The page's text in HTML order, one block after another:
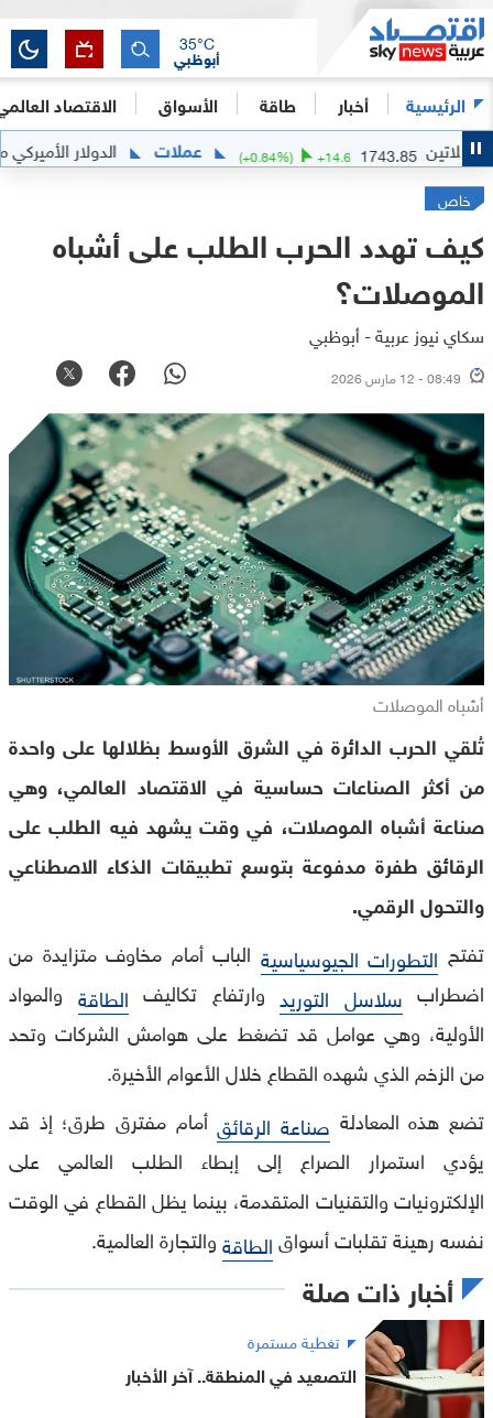
الرئيسية أخبار طاقة الأسواق الاقتصاد
أبوظبي
35°C
+14.6
(+0.84%) عملات الدولار الأميركي مقابل
خاص
كيف تهدد الحرب الطلب على أشباه
الموصلات؟
سكاي نيوز عربية - أبوظبي
08:49 - 12 مارس 2026
أشباه الموصلات
تُلقي الحرب الدائرة في الشرق الأوسط بظلالها على واحدة
من أكثر الصناعات حساسية في الاقتصاد العالمي، وهي
صناعة أشباه الموصلات، في وقت يشهد فيه الطلب على
الرقائق طفرة مدفوعة بتوسع تطبيقات الذكاء الاصطناعي
والتحول الرقمي.
تفتح التطورات الجيوسياسية الباب أمام مخاوف متزايدة من
اضطراب سلاسل التوريد وارتفاع تكاليف الطاقة والمواد
الأولية، وهي عوامل قد تضغط على هوامش الشركات وتحد
من الزخم الذي شهده القطاع خلال الأعوام الأخيرة.
تضع هذه المعادلة صناعة الرقائق أمام مفترق طرق؛ إذ قد
يؤدي استمرار الصراع إلى إبطاء الطلب العالمي على
الإلكترونيات والتقنيات المتقدمة، بينما يظل القطاع في الوقت
نفسه رهينة تقلبات أسواقالطاقةوالتجارة العالمية.
أخبار ذات صلة
تغطية مستمرة
التصعيد في المنطقة.. آخر الأخبار